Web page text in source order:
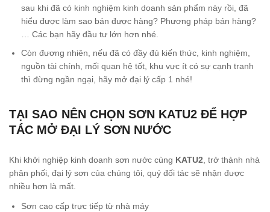
sau khi đã có kinh nghiệm kinh doanh sản phẩm này rồi, đã
hiểu được làm sao bán được hàng? Phương pháp bán hàng?
… Các bạn hãy đầu tư lớn hơn nhé.
Còn đương nhiên, nếu đã có đầy đủ kiến thức, kinh nghiệm,
nguồn tài chính, mối quan hệ tốt, khu vực ít có sự cạnh tranh
thì đừng ngần ngại, hãy mở đại lý cấp 1 nhé!
TẠI SAO NÊN CHỌN SƠN KATU2 ĐỂ HỢP
TÁC MỞ ĐẠI LÝ SƠN NƯỚC
Khi khởi nghiệp kinh doanh sơn nước cùng KATU2 , trở thành nhà
phân phối, đại lý sơn của chúng tôi, quý đối tác sẽ nhận được
nhiều hơn là mất.
Sơn cao cấp trực tiếp từ nhà máy